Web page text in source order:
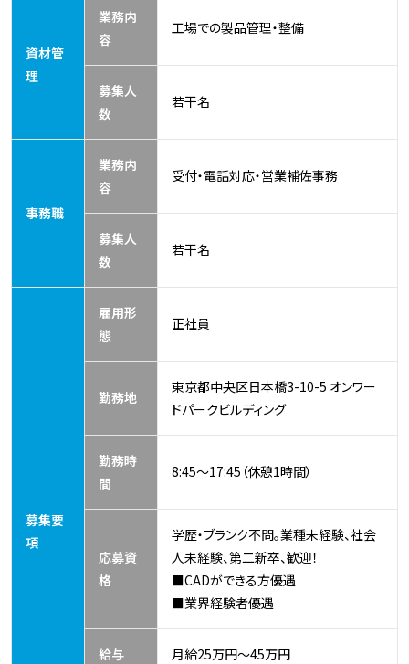
資材管
理
業務内
容
工場での製品管理・整備
募集人
数
若干名
事務職
業務内
容
受付・電話対応・営業補佐事務
募集人
数
若干名
募集要
項
雇用形
態
正社員
勤務地
東京都中央区日本橋3-10-5 オンワー
ドパークビルディング
勤務時
間
8:45～17:45（休憩1時間）
応募資
格
学歴・ブランク不問。業種未経験、社会
人未経験、第二新卒、歓迎！
■CADができる方優遇
■業界経験者優遇
給与 月給25万円～45万円